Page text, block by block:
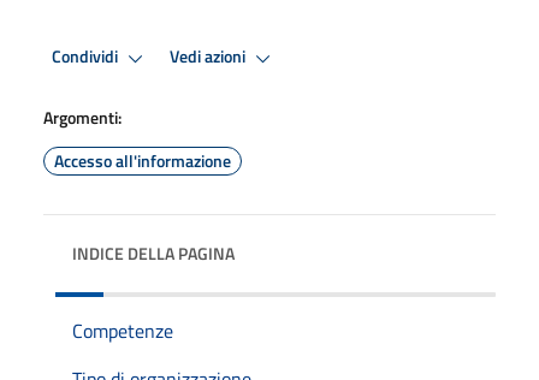
Condividi Vedi azioni
Argomenti:
Accesso all'informazione
INDICE DELLA PAGINA
Competenze